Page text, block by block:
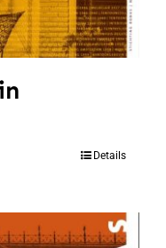
Details